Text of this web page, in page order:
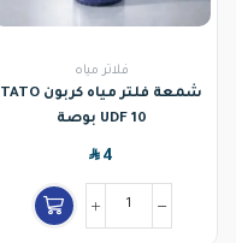
فلاتر مياه
شمعة فلتر مياه كربون TATO
UDF 10 بوصة
SAR4